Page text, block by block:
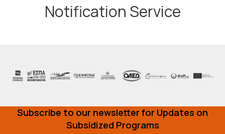
Notification Service
Subscribe to our newsletter for Updates on
Subsidized Programs